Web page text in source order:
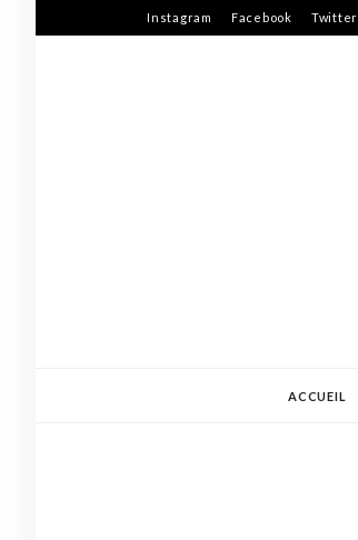
to
Instagram Facebook Twitter
ACCUEIL